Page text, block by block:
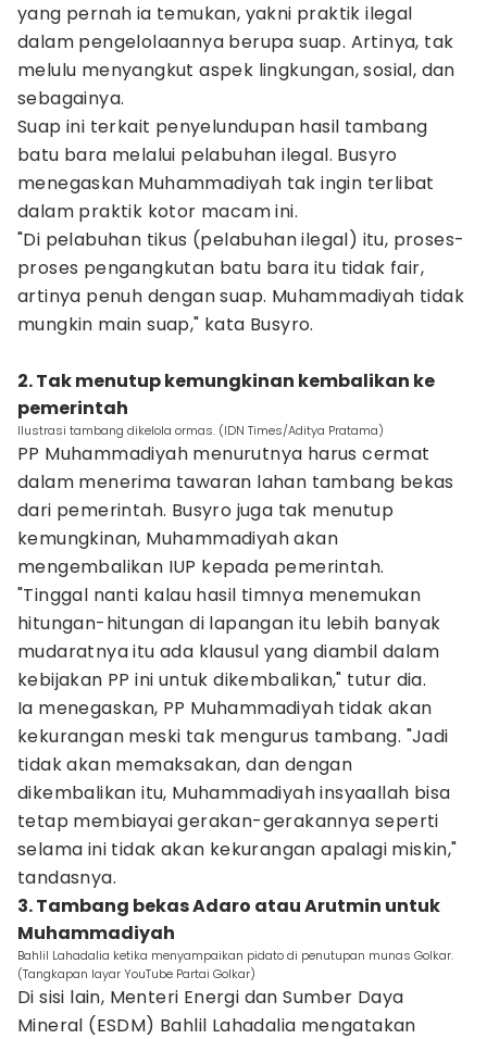
yang pernah ia temukan, yakni praktik ilegal
dalam pengelolaannya berupa suap. Artinya, tak
melulu menyangkut aspek lingkungan, sosial, dan
sebagainya.
Suap ini terkait penyelundupan hasil tambang
batu bara melalui pelabuhan ilegal. Busyro
menegaskan Muhammadiyah tak ingin terlibat
dalam praktik kotor macam ini.
"Di pelabuhan tikus (pelabuhan ilegal) itu, proses-
proses pengangkutan batu bara itu tidak fair,
artinya penuh dengan suap. Muhammadiyah tidak
mungkin main suap," kata Busyro.
2. Tak menutup kemungkinan kembalikan ke
pemerintah
Ilustrasi tambang dikelola ormas. (IDN Times/Aditya Pratama)
PP Muhammadiyah menurutnya harus cermat
dalam menerima tawaran lahan tambang bekas
dari pemerintah. Busyro juga tak menutup
kemungkinan, Muhammadiyah akan
mengembalikan IUP kepada pemerintah.
"Tinggal nanti kalau hasil timnya menemukan
hitungan-hitungan di lapangan itu lebih banyak
mudaratnya itu ada klausul yang diambil dalam
kebijakan PP ini untuk dikembalikan," tutur dia.
Ia menegaskan, PP Muhammadiyah tidak akan
kekurangan meski tak mengurus tambang. "Jadi
tidak akan memaksakan, dan dengan
dikembalikan itu, Muhammadiyah insyaallah bisa
tetap membiayai gerakan-gerakannya seperti
selama ini tidak akan kekurangan apalagi miskin,"
tandasnya.
3. Tambang bekas Adaro atau Arutmin untuk
Muhammadiyah
Bahlil Lahadalia ketika menyampaikan pidato di penutupan munas Golkar.
(Tangkapan layar YouTube Partai Golkar)
Di sisi lain, Menteri Energi dan Sumber Daya
Mineral (ESDM) Bahlil Lahadalia mengatakan